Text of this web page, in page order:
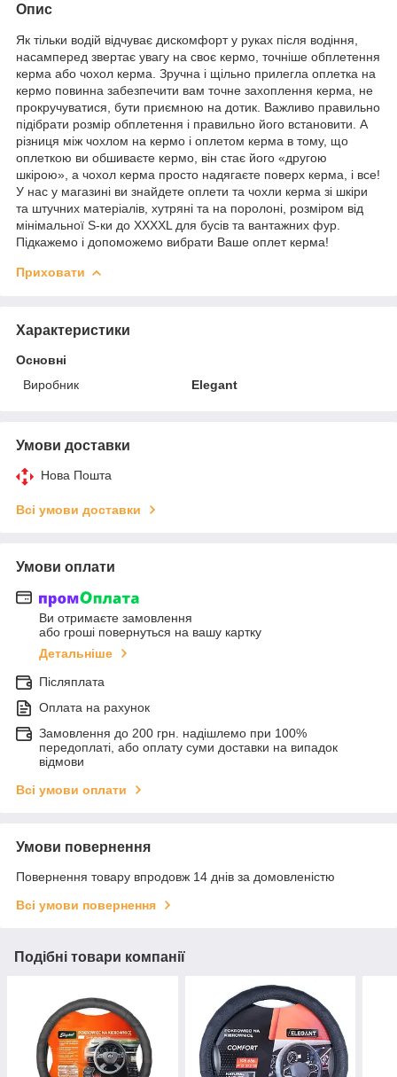
Опис
Як тільки водій відчуває дискомфорт у руках після водіння,
насамперед звертає увагу на своє кермо, точніше обплетення
керма або чохол керма. Зручна і щільно прилегла оплетка на
кермо повинна забезпечити вам точне захоплення керма, не
прокручуватися, бути приємною на дотик. Важливо правильно
підібрати розмір обплетення і правильно його встановити. А
різниця між чохлом на кермо і оплетом керма в тому, що
оплеткою ви обшиваєте кермо, він стає його «другою
шкірою», а чохол керма просто надягаєте поверх керма, і все!
У нас у магазині ви знайдете оплети та чохли керма зі шкіри
та штучних матеріалів, хутряні та на поролоні, розміром від
мінімальної S-ки до XXXXL для бусів та вантажних фур.
Підкажемо і допоможемо вибрати Ваше оплет керма!
Приховати
Характеристики
Основні
Виробник
Elegant
Умови доставки
Нова Пошта
Всі умови доставки
Умови оплати
Ви отримаєте замовлення
або гроші повернуться на вашу картку
Детальніше
Післяплата
Оплата на рахунок
Замовлення до 200 грн. надішлемо при 100%
передоплаті, або оплату суми доставки на випадок
відмови
Всі умови оплати
Умови повернення
Повернення товару впродовж 14 днів за домовленістю
Всі умови повернення
Подібні товари компанії